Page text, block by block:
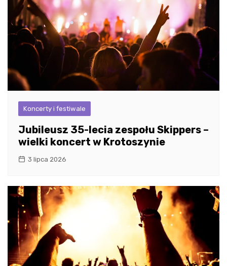
Koncerty i festiwale
Jubileusz 35-lecia zespołu Skippers –
wielki koncert w Krotoszynie
3 lipca 2026